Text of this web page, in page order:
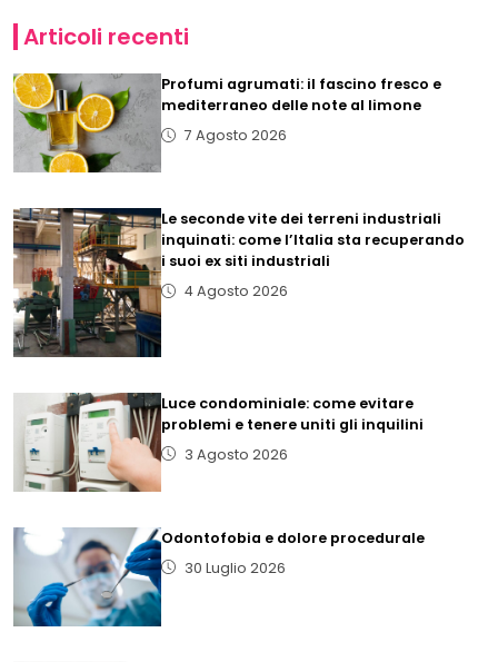
Articoli recenti
Profumi agrumati: il fascino fresco e
mediterraneo delle note al limone
7 Agosto 2026
Le seconde vite dei terreni industriali
inquinati: come l’Italia sta recuperando
i suoi ex siti industriali
4 Agosto 2026
Luce condominiale: come evitare
problemi e tenere uniti gli inquilini
3 Agosto 2026
Odontofobia e dolore procedurale
30 Luglio 2026